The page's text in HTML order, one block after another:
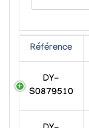
Référence
DY-
S0879510